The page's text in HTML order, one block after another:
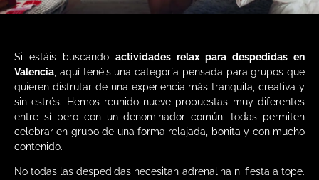
Si estáis buscando actividades relax para despedidas en
Valencia , aquí tenéis una categoría pensada para grupos que
quieren disfrutar de una experiencia más tranquila, creativa y
sin estrés. Hemos reunido nueve propuestas muy diferentes
entre sí pero con un denominador común: todas permiten
celebrar en grupo de una forma relajada, bonita y con mucho
contenido.
No todas las despedidas necesitan adrenalina ni fiesta a tope.